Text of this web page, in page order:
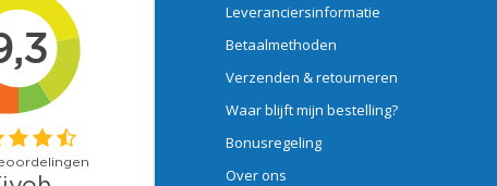
Leveranciersinformatie
Betaalmethoden
Verzenden & retourneren
Waar blijft mijn bestelling?
Bonusregeling
Over ons